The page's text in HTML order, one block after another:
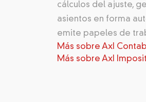
cálculos del ajuste,
asientos en forma
emite papeles de
Más sobre AxI
Más sobre AxI